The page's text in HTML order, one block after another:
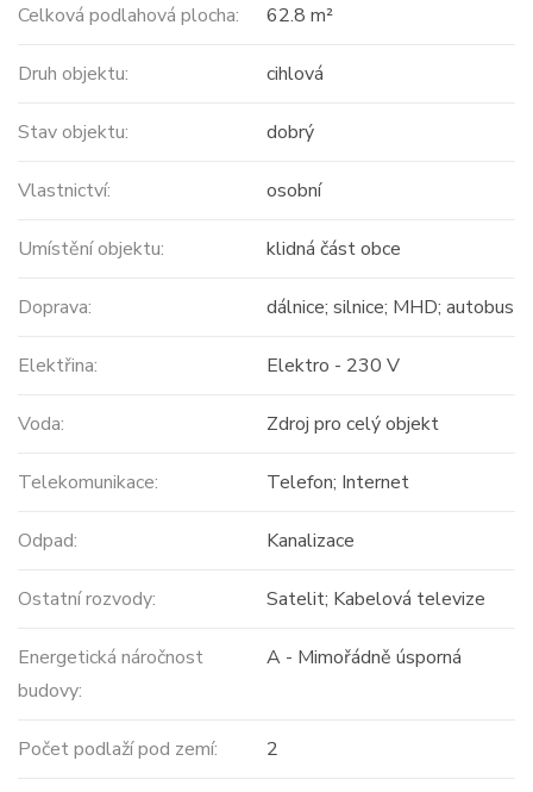
Celková podlahová plocha: 62.8 m²
Druh objektu: cihlová
Stav objektu: dobrý
Vlastnictví: osobní
Umístění objektu: klidná část obce
Doprava: dálnice; silnice; MHD; autobus
Elektřina: Elektro - 230 V
Voda: Zdroj pro celý objekt
Telekomunikace: Telefon; Internet
Odpad: Kanalizace
Ostatní rozvody: Satelit; Kabelová televize
Energetická náročnost
budovy:
A - Mimořádně úsporná
Počet podlaží pod zemí: 2